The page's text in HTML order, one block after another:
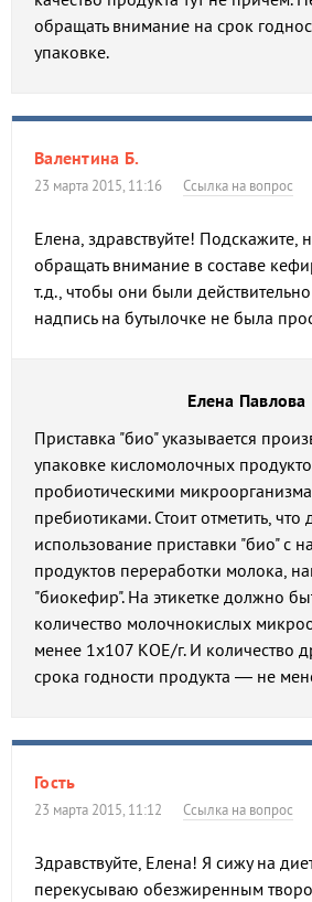
обращать внимание на срок
упаковке.
Валентина Б.
23 марта 2015, 11:16 Ссылка на вопрос
Елена, здравствуйте! Подскажите,
обращать внимание в составе
т.д., чтобы они были
надпись на бутылочке не была
Елена Павлова
Приставка "био" указывается
упаковке кисломолочных
пробиотическими
пребиотиками. Стоит отметить, что
использование приставки "био" с
продуктов переработки молока,
"биокефир". На этикетке должно
количество молочнокислых
менее 1х107 КОЕ/г. И количество
срока годности продукта — не
Гость
23 марта 2015, 11:12 Ссылка на вопрос
Здравствуйте, Елена! Я сижу на
перекусываю обезжиренным